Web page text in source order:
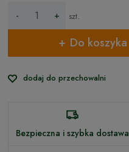
- + szt.
Do koszyka
dodaj do przechowalni
Bezpieczna i szybka dostawa